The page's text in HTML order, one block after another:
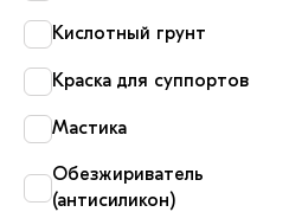
Кислотный грунт
Краска для суппортов
Мастика
Обезжириватель
(антисиликон)